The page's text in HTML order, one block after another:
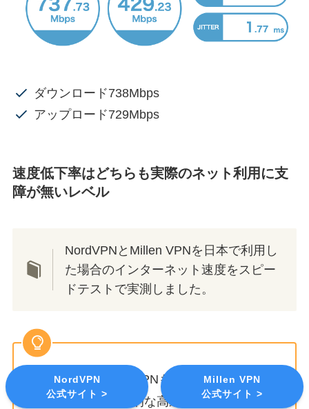
ダウンロード738Mbps
アップロード729Mbps
速度低下率はどちらも実際のネット利用に支
障が無いレベル
NordVPNとMillen VPNを日本で利用し
た場合のインターネット速度をスピー
ドテストで実測しました。
NordVPNもMillen VPNも海外の主要な地域
への接続時に実用的な高速ネット通信が可
NordVPN
公式サイト >
Millen VPN
公式サイト >